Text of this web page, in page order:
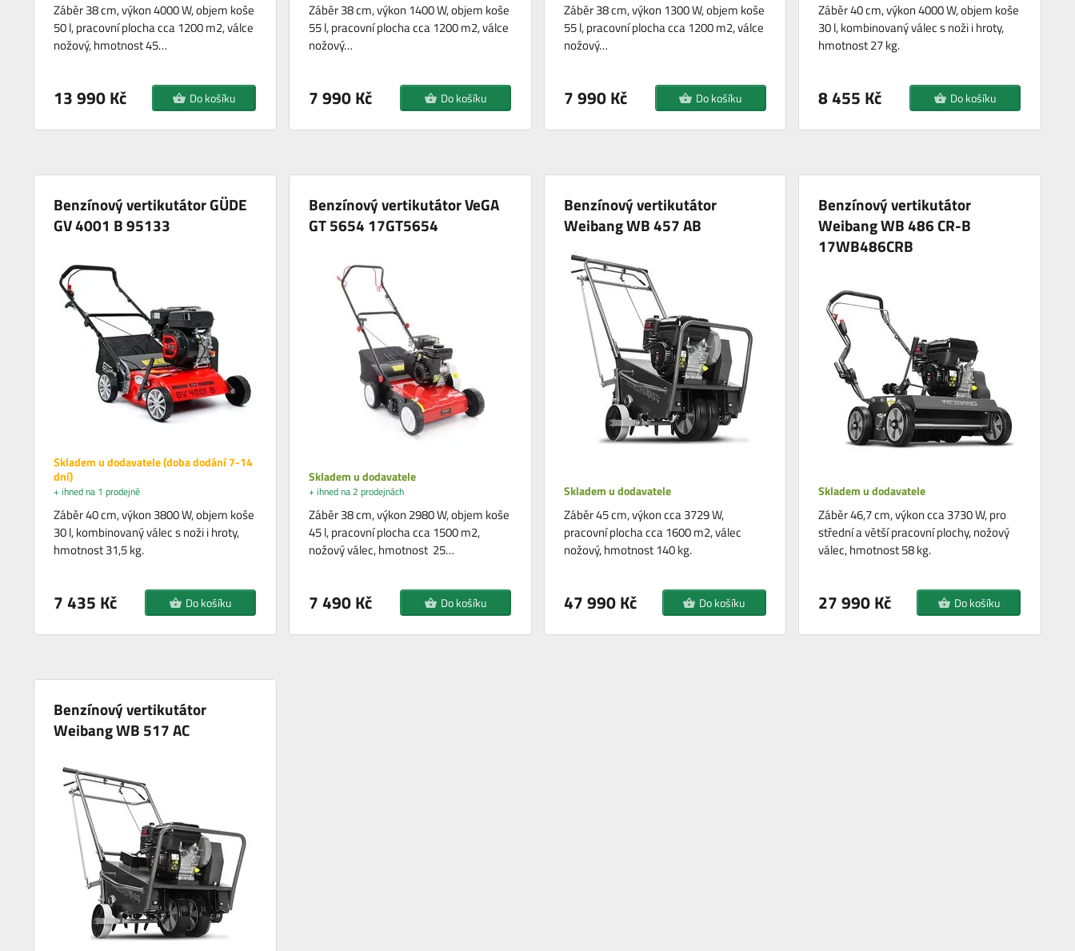
Záběr 38 cm, výkon 4000 W, objem koše
50 l, pracovní plocha cca 1200 m2, válce
nožový, hmotnost 45…
13 990 Kč Do košíku
Záběr 38 cm, výkon 1400 W, objem koše
55 l, pracovní plocha cca 1200 m2, válce
nožový…
7 990 Kč Do košíku
Záběr 38 cm, výkon 1300 W, objem koše
55 l, pracovní plocha cca 1200 m2, válce
nožový…
7 990 Kč Do košíku
Záběr 40 cm, výkon 4000 W, objem koše
30 l, kombinovaný válec s noži i hroty,
hmotnost 27 kg.
8 455 Kč Do košíku
Benzínový vertikutátor GÜDE
GV 4001 B 95133
Skladem u dodavatele (doba dodání 7-14
dní)
+ ihned na 1 prodejně
Záběr 40 cm, výkon 3800 W, objem koše
30 l, kombinovaný válec s noži i hroty,
hmotnost 31,5 kg.
7 435 Kč Do košíku
Benzínový vertikutátor VeGA
GT 5654 17GT5654
Skladem u dodavatele
+ ihned na 2 prodejnách
Záběr 38 cm, výkon 2980 W, objem koše
45 l, pracovní plocha cca 1500 m2,
nožový válec, hmotnost 25…
7 490 Kč Do košíku
Benzínový vertikutátor
Weibang WB 457 AB
Skladem u dodavatele
Záběr 45 cm, výkon cca 3729 W,
pracovní plocha cca 1600 m2, válec
nožový, hmotnost 140 kg.
47 990 Kč Do košíku
Benzínový vertikutátor
Weibang WB 486 CR-B
17WB486CRB
Skladem u dodavatele
Záběr 46,7 cm, výkon cca 3730 W, pro
střední a větší pracovní plochy, nožový
válec, hmotnost 58 kg.
27 990 Kč Do košíku
Benzínový vertikutátor
Weibang WB 517 AC